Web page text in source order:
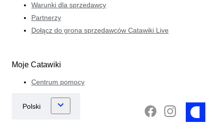
Warunki dla sprzedawcy
Partnerzy
Dołącz do grona sprzedawców Catawiki Live
Moje Catawiki
Centrum pomocy